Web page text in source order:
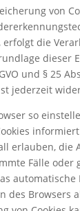
von
erfolgt die
dieser
und § 25
jederzeit
so
erlauben, die
Fälle oder
automatische
des Browsers